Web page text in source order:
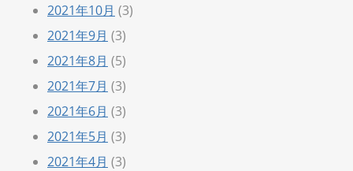
2021年10月 (3)
2021年9月 (3)
2021年8月 (5)
2021年7月 (3)
2021年6月 (3)
2021年5月 (3)
2021年4月 (3)